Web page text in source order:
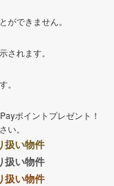
できません。
されます。
。
ポイントプレゼント！
い。
扱い物件
扱い物件
扱い物件